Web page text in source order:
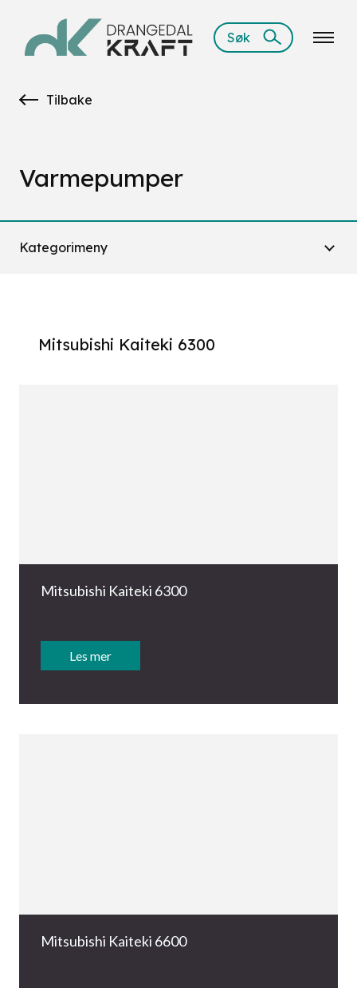
Søk
Tilbake
Varmepumper
Kategorimeny
Mitsubishi Kaiteki 6300
Mitsubishi Kaiteki 6300
Les mer
Mitsubishi Kaiteki 6600